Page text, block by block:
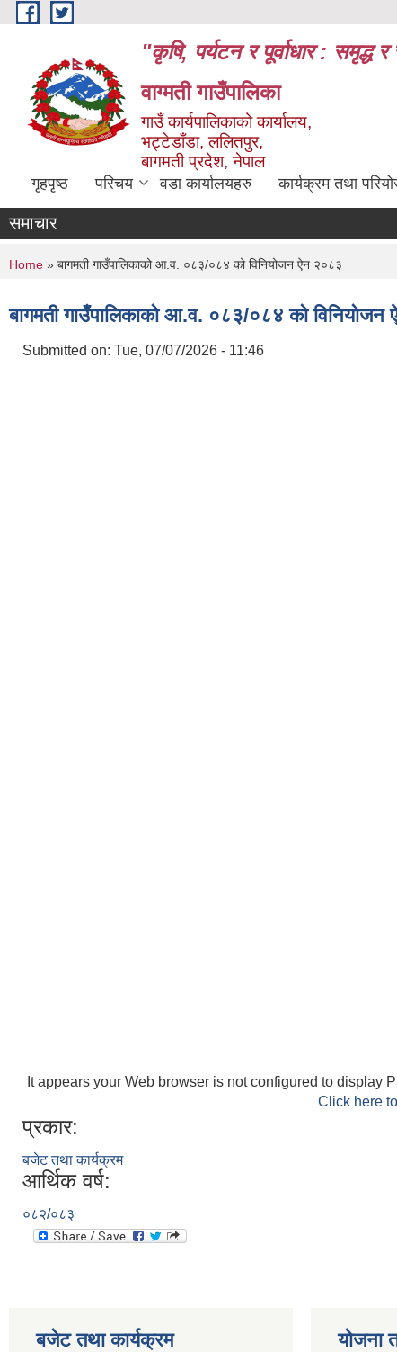
Skip to main content
"कृषि, पर्यटन र पूर्वाधार : समृद्ध
वाग्मती गाउँपालिका
गाउँ कार्यपालिकाको कार्यालय,
भट्टेडाँडा, ललितपुर,
बागमती प्रदेश, नेपाल
गृहपृष्ठ परिचय वडा कार्यालयहरु कार्यक्रम तथा
समाचार
You are here
Home » बागमती गाउँपालिकाको आ.व. ०८३/०८४ को विनियोजन ऐन २०८३
बागमती गाउँपालिकाको आ.व. ०८३/०८४ को
Submitted on: Tue, 07/07/2026 - 11:46
It appears your Web browser is not configured to display
Click here
प्रकार:
बजेट तथा कार्यक्रम
आर्थिक वर्ष:
०८२/०८३
बजेट तथा कार्यक्रम योजना